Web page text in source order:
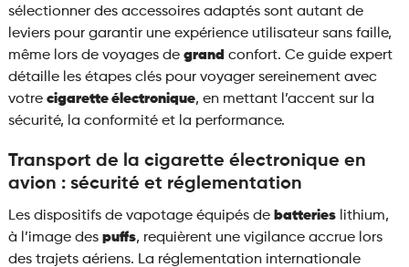
sélectionner des accessoires adaptés sont autant de
leviers pour garantir une expérience utilisateur sans faille,
même lors de voyages de grand confort. Ce guide expert
détaille les étapes clés pour voyager sereinement avec
votre cigarette électronique, en mettant l’accent sur la
sécurité, la conformité et la performance.
Transport de la cigarette électronique en
avion : sécurité et réglementation
Les dispositifs de vapotage équipés de batterieslithium,
à l’image des puffs, requièrent une vigilance accrue lors
des trajets aériens. La réglementation internationale